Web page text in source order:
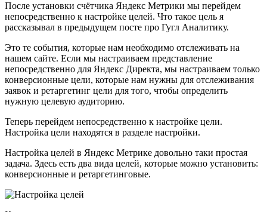
После установки счётчика Яндекс Метрики мы перейдем
непосредственно к настройке целей. Что такое цель я
рассказывал в предыдущем посте про Гугл Аналитику.
Это те события, которые нам необходимо отслеживать на
нашем сайте. Если мы настраиваем представление
непосредственно для Яндекс Директа, мы настраиваем только
конверсионные цели, которые нам нужны для отслеживания
заявок и ретаргетинг цели для того, чтобы определить
нужную целевую аудиторию.
Теперь перейдем непосредственно к настройке цели.
Настройка цели находятся в разделе настройки.
Настройка целей в Яндекс Метрике довольно таки простая
задача. Здесь есть два вида целей, которые можно установить:
конверсионные и ретаргетинговые.